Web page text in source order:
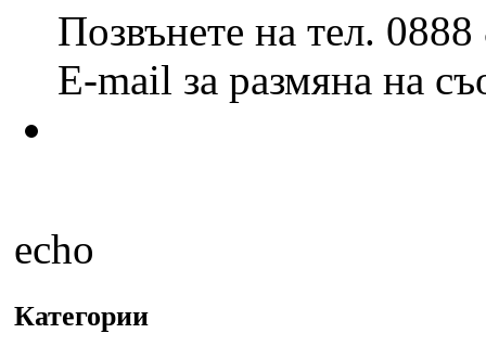
Позвънете на тел.
E-mail за размяна на
echo
Категории